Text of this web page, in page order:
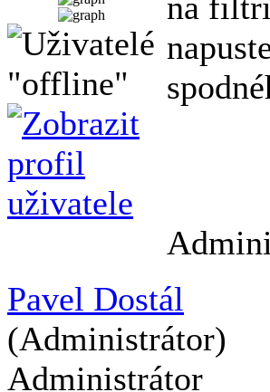
Pavel Dostál
(Administrátor)
Administrátor